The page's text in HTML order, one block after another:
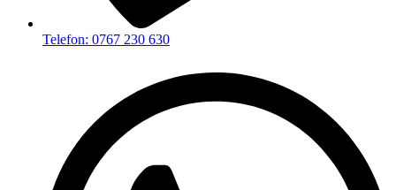
Telefon: 0767 230 630